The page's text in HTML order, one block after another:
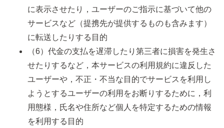
に表示させたり，ユーザーのご指示に基づいて他の
サービスなど（提携先が提供するものも含みます）
に転送したりする目的
（6）代金の支払を遅滞したり第三者に損害を発生さ
せたりするなど，本サービスの利用規約に違反した
ユーザーや，不正・不当な目的でサービスを利用し
ようとするユーザーの利用をお断りするために，利
用態様，氏名や住所など個人を特定するための情報
を利用する目的